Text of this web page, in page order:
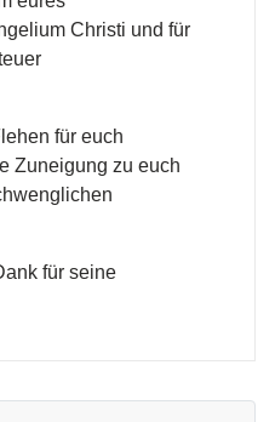
Christi und für
für euch
Zuneigung zu euch
für seine